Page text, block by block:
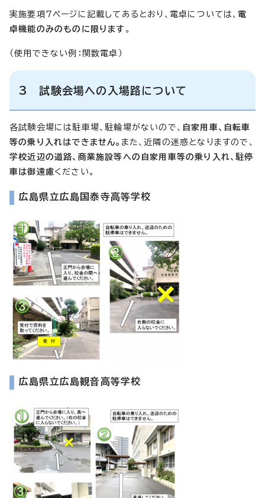
実施要項7ページに記載してあるとおり、電卓については、電
卓機能のみのものに限ります 。
（使用できない例：関数電卓）
3 試験会場への入場路について
各試験会場には駐車場、駐輪場がないので、 自家用車、自転車
等の乗り入れはできません。 また、近隣の迷惑となりますので、
学校近辺の道路、商業施設等への自家用車等の乗り入れ、駐停
車は御遠慮ください。
広島県立広島国泰寺高等学校
広島県立広島観音高等学校